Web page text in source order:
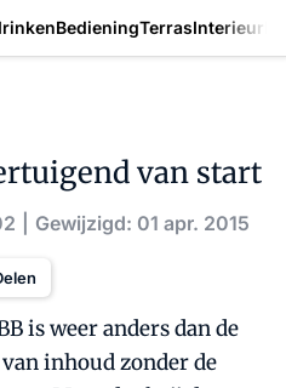
BedieningTerrasInterieur
van start
Gewijzigd: 01 apr. 2015
is weer anders dan de
inhoud zonder de